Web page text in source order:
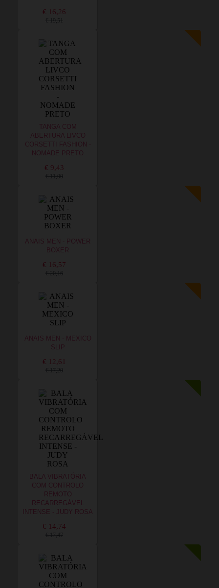
€ 16,26
€ 19,51
TANGA COM
ABERTURA LIVCO
CORSETTI FASHION -
NOMADE PRETO
€ 9,43
€ 11,00
ANAIS MEN - POWER
BOXER
€ 16,57
€ 20,16
ANAIS MEN - MEXICO
SLIP
€ 12,61
€ 17,20
BALA VIBRATÓRIA
COM CONTROLO
REMOTO
RECARREGÁVEL
INTENSE - JUDY ROSA
€ 14,74
€ 17,47